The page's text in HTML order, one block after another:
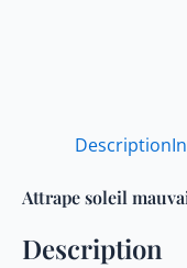
Description
Attrape soleil
Description